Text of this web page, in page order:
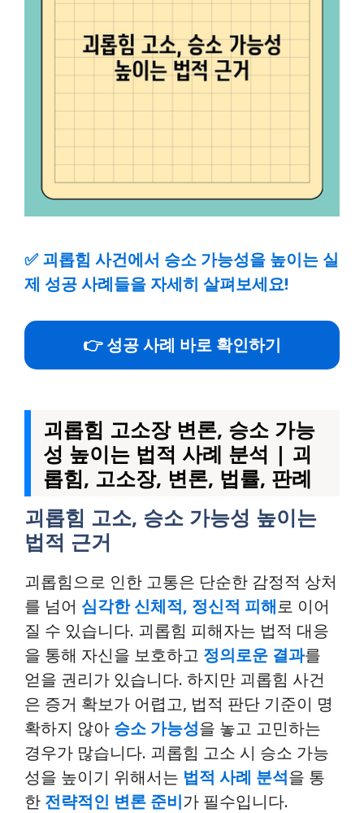
✅ 괴롭힘 사건에서 승소 가능성을 높이는 실
제 성공 사례들을 자세히 살펴보세요!
👉 성공 사례 바로 확인하기
괴롭힘 고소장 변론, 승소 가능
성 높이는 법적 사례 분석 | 괴
롭힘, 고소장, 변론, 법률, 판례
괴롭힘 고소, 승소 가능성 높이는
법적 근거
괴롭힘으로 인한 고통은 단순한 감정적 상처
를 넘어 심각한 신체적, 정신적 피해로 이어
질 수 있습니다. 괴롭힘 피해자는 법적 대응
을 통해 자신을 보호하고 정의로운 결과를
얻을 권리가 있습니다. 하지만 괴롭힘 사건
은 증거 확보가 어렵고, 법적 판단 기준이 명
확하지 않아 승소 가능성을 놓고 고민하는
경우가 많습니다. 괴롭힘 고소 시 승소 가능
성을 높이기 위해서는 법적 사례 분석을 통
한 전략적인 변론 준비가 필수입니다.